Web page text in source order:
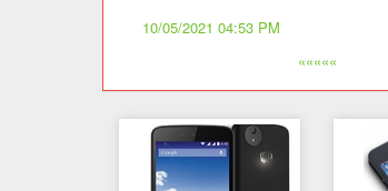
10/05/2021 04:53 PM
«««««